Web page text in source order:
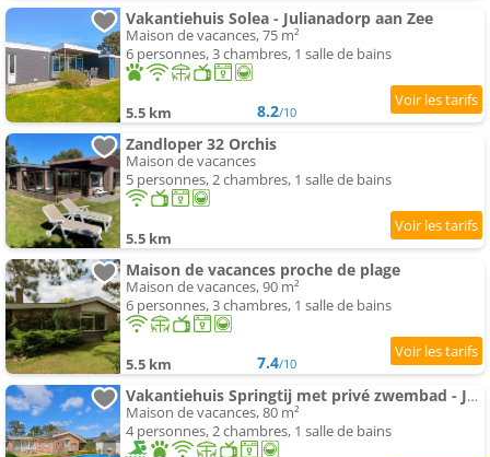
Vakantiehuis Solea - Julianadorp aan Zee
Maison de vacances, 75 m²
6 personnes, 3 chambres, 1 salle de bains
5.5 km 8.2/10
Zandloper 32 Orchis
Maison de vacances
5 personnes, 2 chambres, 1 salle de bains
5.5 km
Maison de vacances proche de plage
Maison de vacances, 90 m²
6 personnes, 3 chambres, 1 salle de bains
5.5 km 7.4/10
Vakantiehuis Springtij met privé zwembad - Julianadorp aan Zee
Maison de vacances, 80 m²
4 personnes, 2 chambres, 1 salle de bains